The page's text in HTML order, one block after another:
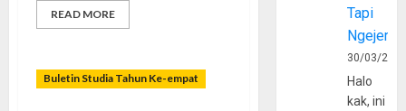
READ MORE
Buletin Studia Tahun Ke-empat
Tapi
30/03/
Halo
kak, ini